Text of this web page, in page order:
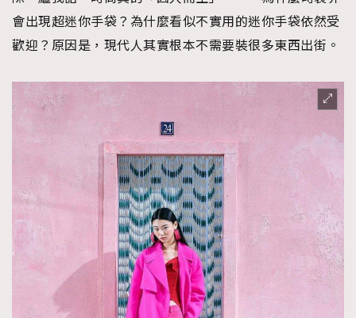
會出現超迷你手袋？為什麼看似不實用的迷你手袋依然受
歡迎？原因是，現代人其實根本不需要裝很多東西出街。